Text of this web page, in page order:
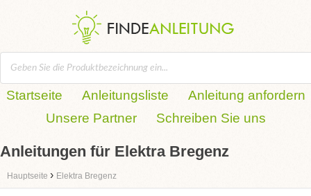
Startseite Anleitungsliste
Anleitung anfordern
Unsere Partner
Schreiben Sie uns
Anleitungen für Elektra Bregenz
Hauptseite › Elektra Bregenz